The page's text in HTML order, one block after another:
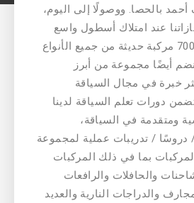
بالحصا. ووصولًا إلى اليوم،
عند امتلاك أسطول واسع
يضم حوالي 700 مركبة حديثة من جميع الأنواع
أيضًا مجموعة من أبرز
خبرة في مجال السياقة
دورات تعلم السياقة لدينا
ومتقدمة في السياقة،
/ تدريبات عملية لمجموعة
بما في ذلك المركبات
والحافلات والرافعات
والدراجات النارية والعديد